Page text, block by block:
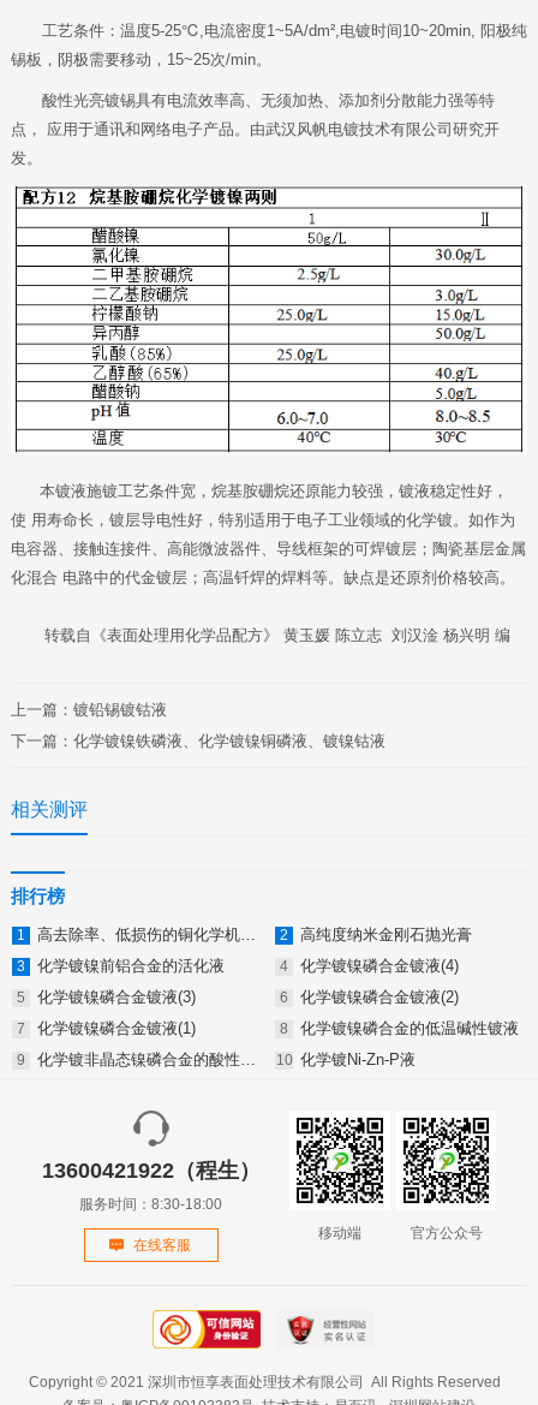
工艺条件：温度5-25℃,电流密度1~5A/dm²,电镀时间10~20min, 阳极纯
锡板，阴极需要移动，15~25次/min。
酸性光亮镀锡具有电流效率高、无须加热、添加剂分散能力强等特
点， 应用于通讯和网络电子产品。由武汉风帆电镀技术有限公司研究开
发。
本镀液施镀工艺条件宽，烷基胺硼烷还原能力较强，镀液稳定性好，
使 用寿命长，镀层导电性好，特别适用于电子工业领域的化学镀。如作为
电容器、接触连接件、高能微波器件、导线框架的可焊镀层；陶瓷基层金属
化混合 电路中的代金镀层；高温钎焊的焊料等。缺点是还原剂价格较高。
转载自《表面处理用化学品配方》 黄玉媛 陈立志 刘汉淦 杨兴明 编
上一篇： 镀铅锡镀钴液
下一篇： 化学镀镍铁磷液、化学镀镍铜磷液、镀镍钴液
相关测评
排行榜
高去除率、低损伤的铜化学机械抛光液
高纯度纳米金刚石抛光膏
化学镀镍前铝合金的活化液
化学镀镍磷合金镀液(4)
化学镀镍磷合金镀液(3)
化学镀镍磷合金镀液(2)
化学镀镍磷合金镀液(1)
化学镀镍磷合金的低温碱性镀液
化学镀Ni-Zn-P液
13600421922（程生）
服务时间：8:30-18:00
在线客服
移动端 官方公众号
Copyright © 2021 深圳市恒享表面处理技术有限公司 All Rights Reserved